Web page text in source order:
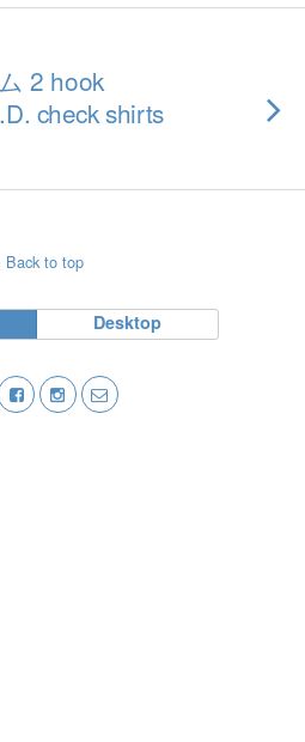
2 hook
check shirts
Back to top
Desktop